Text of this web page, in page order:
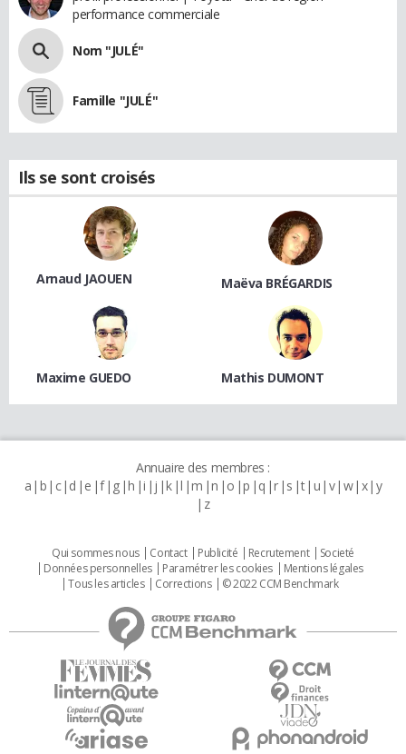
performance commerciale
Nom "JULÉ"
Famille "JULÉ"
Ils se sont croisés
Arnaud JAOUEN Maëva BRÉGARDIS
Maxime GUEDO Mathis DUMONT
Annuaire des membres :
a b c d e f g h i j k l m n o p q r s t u v w x y
z
Qui sommes nous Contact Publicité Recrutement
Societé
Données personnelles
Paramétrer les cookies
Mentions légales
Tous les articles
Corrections © 2022 CCM Benchmark